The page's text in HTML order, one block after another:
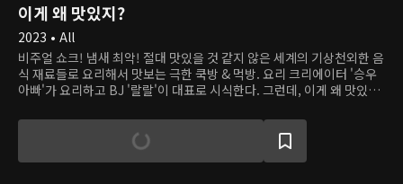
이게 왜 맛있지?
2023 • All
비주얼 쇼크! 냄새 최악! 절대 맛있을 것 같지 않은 세계의 기상천외한 음
식 재료들로 요리해서 맛보는 극한 쿡방 & 먹방. 요리 크리에이터 '승우
아빠'가 요리하고 BJ '랄랄'이 대표로 시식한다. 그런데, 이게 왜 맛있